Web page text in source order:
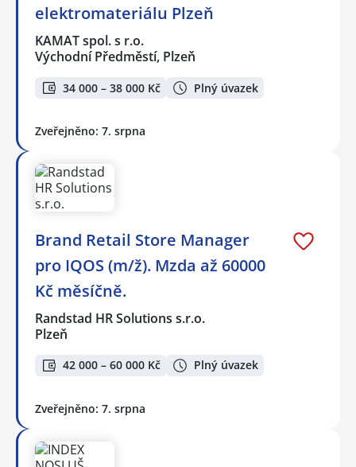
elektromateriálu Plzeň
KAMAT spol. s r.o.
Východní Předměstí, Plzeň
34 000 – 38 000 Kč Plný úvazek
Zveřejněno: 7. srpna
Brand Retail Store Manager
pro IQOS (m/ž). Mzda až 60000
Kč měsíčně.
Randstad HR Solutions s.r.o.
Plzeň
42 000 – 60 000 Kč Plný úvazek
Zveřejněno: 7. srpna